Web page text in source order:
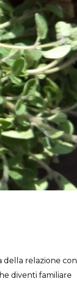
della relazione con
diventi familiare